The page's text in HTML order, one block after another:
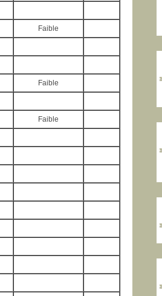
Faible
Faible
Faible